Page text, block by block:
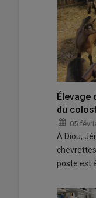
Élevage
du
05
À Diou,
poste est